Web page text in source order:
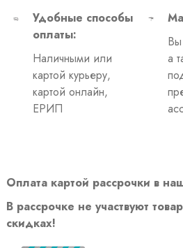
Удобные способы
оплаты:
Наличными или
картой курьеру,
картой онлайн,
ЕРИП
Вы
а
Оплата картой рассрочки в
В рассрочке не участвуют
скидках!